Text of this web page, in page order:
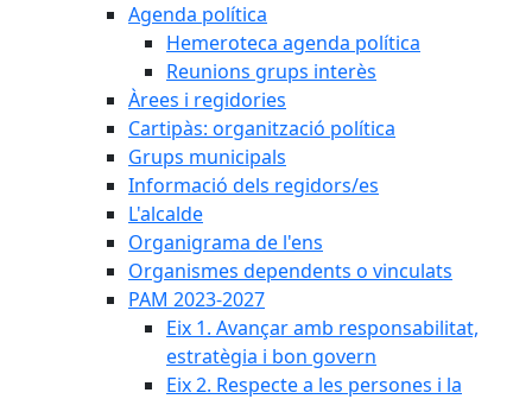
Agenda política
Hemeroteca agenda política
Reunions grups interès
Àrees i regidories
Cartipàs: organització política
Grups municipals
Informació dels regidors/es
L'alcalde
Organigrama de l'ens
Organismes dependents o vinculats
PAM 2023-2027
Eix 1. Avançar amb responsabilitat,
estratègia i bon govern
Eix 2. Respecte a les persones i la